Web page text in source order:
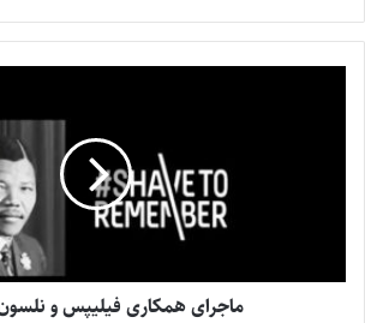
ماجرای همکاری فیلیپس و نلسون